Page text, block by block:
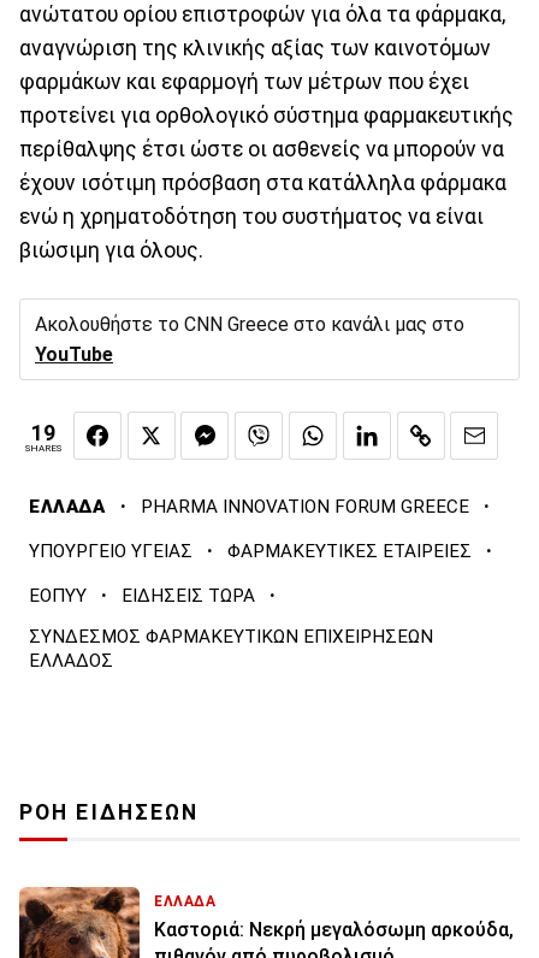
ανώτατου ορίου επιστροφών για όλα τα φάρμακα,
αναγνώριση της κλινικής αξίας των καινοτόμων
φαρμάκων και εφαρμογή των μέτρων που έχει
προτείνει για ορθολογικό σύστημα φαρμακευτικής
περίθαλψης έτσι ώστε οι ασθενείς να μπορούν να
έχουν ισότιμη πρόσβαση στα κατάλληλα φάρμακα
ενώ η χρηματοδότηση του συστήματος να είναι
βιώσιμη για όλους.
Ακολουθήστε το CNN Greece στο κανάλι μας στο
YouTube
19
SHARES
ΕΛΛΑΔΑ · PHARMA INNOVATION FORUM GREECE ·
ΥΠΟΥΡΓΕΙΟ ΥΓΕΙΑΣ · ΦΑΡΜΑΚΕΥΤΙΚΕΣ ΕΤΑΙΡΕΙΕΣ ·
ΕΟΠΥΥ · ΕΙΔΗΣΕΙΣ ΤΩΡΑ ·
ΣΥΝΔΕΣΜΟΣ ΦΑΡΜΑΚΕΥΤΙΚΩΝ ΕΠΙΧΕΙΡΗΣΕΩΝ
ΕΛΛΑΔΟΣ
ΡΟΗ ΕΙΔΗΣΕΩΝ
ΕΛΛΑΔΑ
Καστοριά: Νεκρή μεγαλόσωμη αρκούδα,